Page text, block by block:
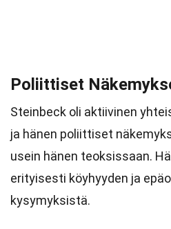
Poliittiset
Steinbeck oli aktiivinen
ja hänen poliittiset
usein hänen teoksissaan.
erityisesti köyhyyden ja
kysymyksistä.